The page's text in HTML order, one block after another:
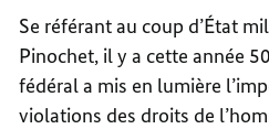
Se référant au coup d’État
Pinochet, il y a cette année
fédéral a mis en lumière
violations des droits de